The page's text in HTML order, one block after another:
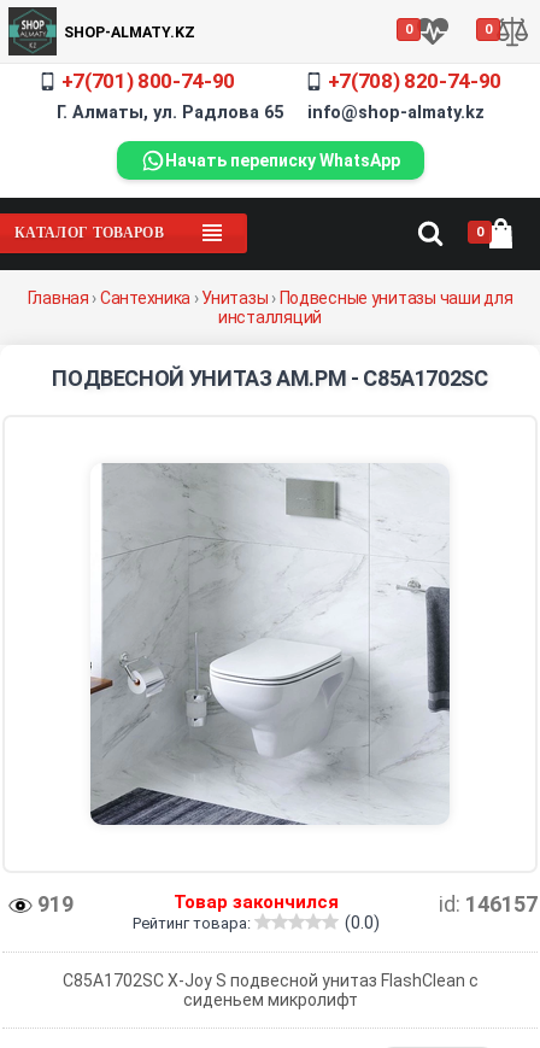
SHOP-ALMATY.KZ 0 0
+7(701) 800-74-90 +7(708) 820-74-90
Г. Алматы, ул. Радлова 65 info@shop-almaty.kz
Начать переписку WhatsApp
КАТАЛОГ ТОВАРОВ 0
Главная ›Сантехника › Унитазы ›Подвесные унитазы чаши для
инсталляций
ПОДВЕСНОЙ УНИТАЗ AM.PM - C85A1702SC
919 id: 146157
Товар закончился
Рейтинг товара: (0.0)
C85A1702SC X-Joy S подвесной унитаз FlashClean с
сиденьем микролифт